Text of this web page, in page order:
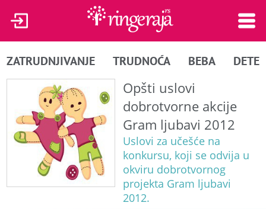
ZATRUDNJIVANJE TRUDNOĆA BEBA DETE
Opšti uslovi
dobrotvorne akcije
Gram ljubavi 2012
Uslovi za učešće na
konkursu, koji se odvija u
okviru dobrotvornog
projekta Gram ljubavi
2012.